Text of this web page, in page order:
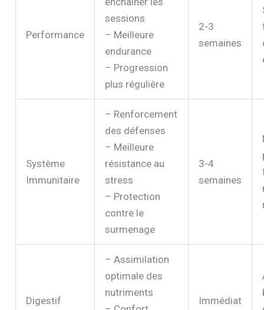
Performance
sessions
– Meilleure
endurance
– Progression
plus régulière
2-3
semaines
Système
Immunitaire
– Renforcement
des défenses
– Meilleure
résistance au
stress
– Protection
contre le
surmenage
3-4
semaines
Digestif
– Assimilation
optimale des
nutriments
Immédiat